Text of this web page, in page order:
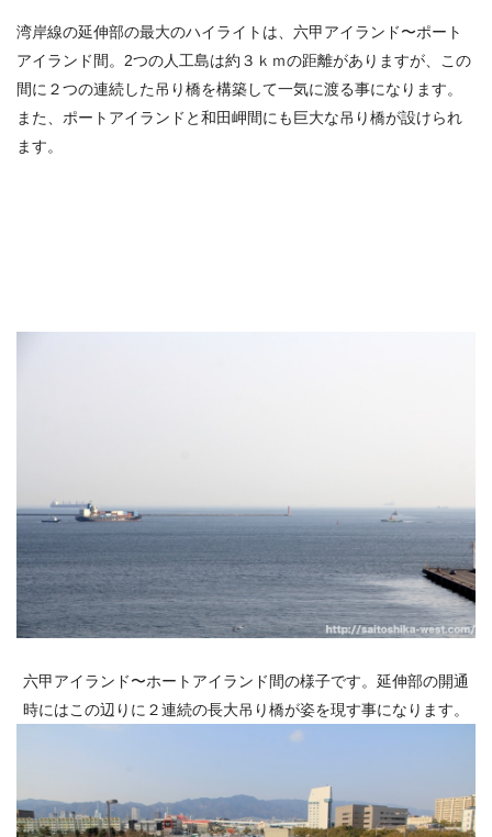
湾岸線の延伸部の最大のハイライトは、六甲アイランド〜ポート
アイランド間。2つの人工島は約３ｋｍの距離がありますが、この
間に２つの連続した吊り橋を構築して一気に渡る事になります。
また、ポートアイランドと和田岬間にも巨大な吊り橋が設けられ
ます。
六甲アイランド〜ホートアイランド間の様子です。延伸部の開通
時にはこの辺りに２連続の長大吊り橋が姿を現す事になります。